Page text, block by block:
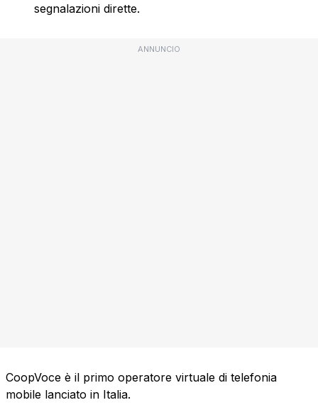
segnalazioni dirette.
ANNUNCIO
CoopVoce è il primo operatore virtuale di telefonia
mobile lanciato in Italia.